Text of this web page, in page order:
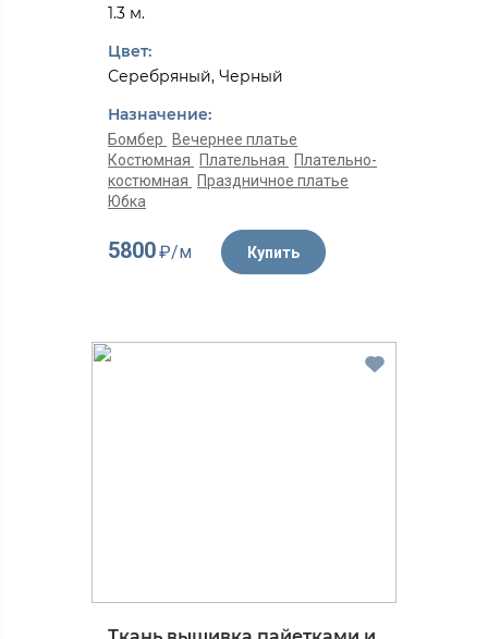
1.3 м.
Цвет:
Серебряный, Черный
Назначение:
Бомбер
Вечернее платье
Костюмная
Плательная
Плательно-
костюмная
Праздничное платье
Юбка
5800₽/м Купить